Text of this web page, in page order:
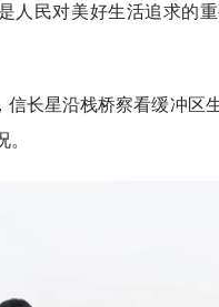
人民对美好生活追求的
长星沿栈桥察看缓冲区